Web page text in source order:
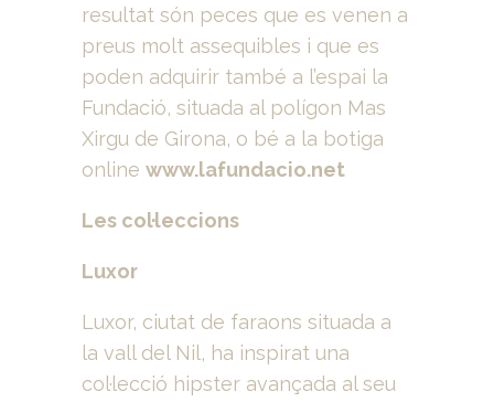
resultat són peces que es venen a
preus molt assequibles i que es
poden adquirir també a l’espai la
Fundació, situada al polígon Mas
Xirgu de Girona, o bé a la botiga
online www.lafundacio.net
Les col·leccions
Luxor
Luxor, ciutat de faraons situada a
la vall del Nil, ha inspirat una
col·lecció hipster avançada al seu